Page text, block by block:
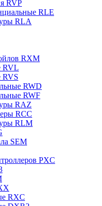
RVP
RLE
RLA
RXM
RVL
RVS
RWD
RWF
RAZ
RCC
RLM
SEM
PXC
RXC